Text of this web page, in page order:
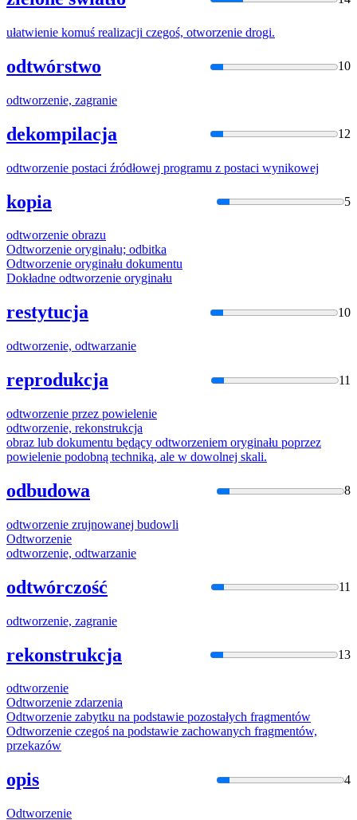
ułatwienie komuś realizacji czegoś, otworzenie drogi.
odtwórstwo 10
odtworzenie, zagranie
dekompilacja 12
odtworzenie postaci źródłowej programu z postaci wynikowej
kopia 5
odtworzenie obrazu
Odtworzenie oryginału; odbitka
Odtworzenie oryginału dokumentu
Dokładne odtworzenie oryginału
restytucja 10
odtworzenie, odtwarzanie
reprodukcja 11
odtworzenie przez powielenie
odtworzenie, rekonstrukcja
obraz lub dokumentu będący odtworzeniem oryginału poprzez
powielenie podobną techniką, ale w dowolnej skali.
odbudowa 8
odtworzenie zrujnowanej budowli
Odtworzenie
odtworzenie, odtwarzanie
odtwórczość 11
odtworzenie, zagranie
rekonstrukcja 13
odtworzenie
Odtworzenie zdarzenia
Odtworzenie zabytku na podstawie pozostałych fragmentów
Odtworzenie czegoś na podstawie zachowanych fragmentów,
przekazów
opis 4
Odtworzenie